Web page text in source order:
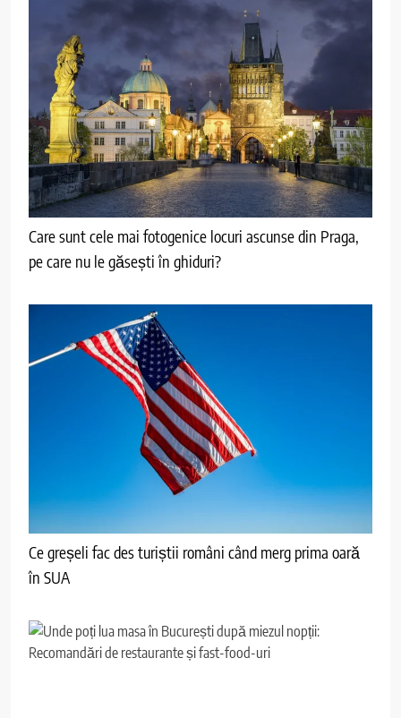
Care sunt cele mai fotogenice locuri ascunse din Praga,
pe care nu le găsești în ghiduri?
Ce greșeli fac des turiștii români când merg prima oară
în SUA